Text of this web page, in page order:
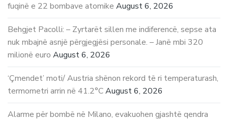
fuqinë e 22 bombave atomike August 6, 2026
Behgjet Pacolli: – Zyrtarët sillen me indiferencë, sepse ata
nuk mbajnë asnjë përgjegjësi personale. – Janë mbi 320
milionë euro August 6, 2026
‘Çmendet’ moti/ Austria shënon rekord të ri temperaturash,
termometri arrin në 41.2°CAugust 6, 2026
Alarme për bombë në Milano, evakuohen gjashtë qendra